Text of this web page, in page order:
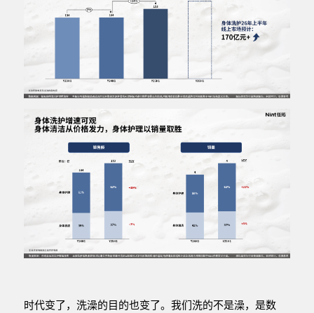
时代变了，洗澡的目的也变了。我们洗的不是澡，是数